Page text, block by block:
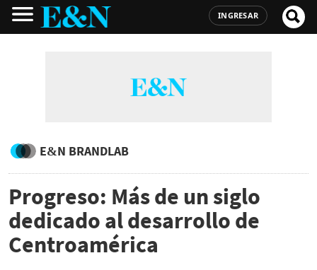
INGRESAR
E&N BRANDLAB
Progreso: Más de un siglo
dedicado al desarrollo de
Centroamérica